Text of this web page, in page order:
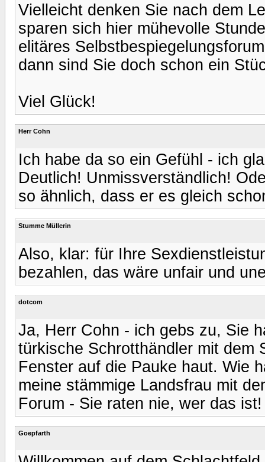
Vielleicht denken Sie nach dem
sparen sich hier mühevolle
elitäres
dann sind Sie doch schon ein
Viel Glück!
Herr Cohn
Ich habe da so ein Gefühl - ich
Deutlich! Unmissverständlich!
so ähnlich, dass er es gleich
Stumme Müllerin
Also, klar: für Ihre
bezahlen, das wäre unfair und
dotcom
Ja, Herr Cohn - ich gebs zu, Sie
türkische Schrotthändler mit dem
Fenster auf die Pauke haut. Wie
meine stämmige Landsfrau mit
Forum - Sie raten nie, wer das ist!
Goepfarth